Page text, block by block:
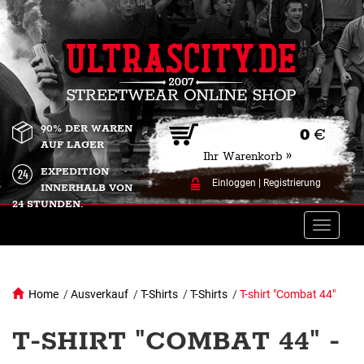
0 €
Ihr Warenkorb »
Einloggen Registrierung
90% DER WAREN
AUF LAGER
EXPEDITION
INNERHALB VON
24 STUNDEN.
Toggle
Home /Ausverkauf /T-Shirts /T-Shirts /T-shirt "Combat 44"
T-SHIRT "COMBAT 44" -